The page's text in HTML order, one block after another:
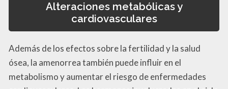
Alteraciones metabólicas y
cardiovasculares
Además de los efectos sobre la fertilidad y la salud
ósea, la amenorrea también puede influir en el
metabolismo y aumentar el riesgo de enfermedades